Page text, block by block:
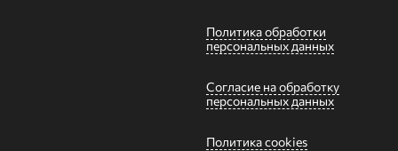
Политика обработки
персональных данных
Согласие на обработку
персональных данных
Политика cookies